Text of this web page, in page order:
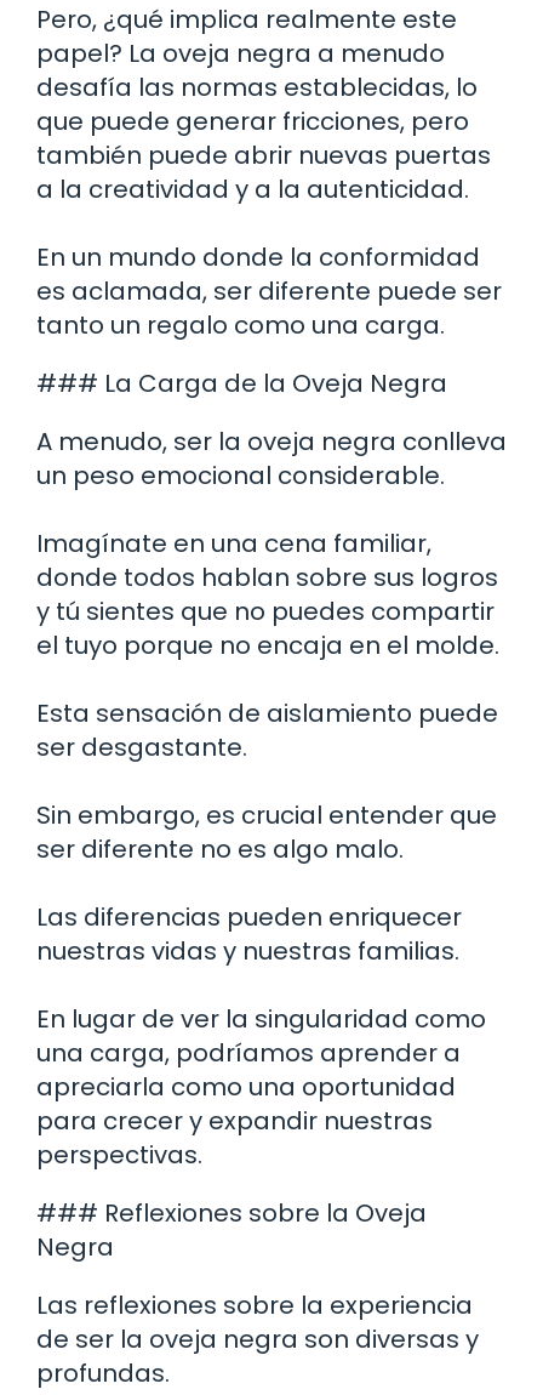
Pero, ¿qué implica realmente este
papel? La oveja negra a menudo
desafía las normas establecidas, lo
que puede generar fricciones, pero
también puede abrir nuevas puertas
a la creatividad y a la autenticidad.
En un mundo donde la conformidad
es aclamada, ser diferente puede ser
tanto un regalo como una carga.
### La Carga de la Oveja Negra
A menudo, ser la oveja negra conlleva
un peso emocional considerable.
Imagínate en una cena familiar,
donde todos hablan sobre sus logros
y tú sientes que no puedes compartir
el tuyo porque no encaja en el molde.
Esta sensación de aislamiento puede
ser desgastante.
Sin embargo, es crucial entender que
ser diferente no es algo malo.
Las diferencias pueden enriquecer
nuestras vidas y nuestras familias.
En lugar de ver la singularidad como
una carga, podríamos aprender a
apreciarla como una oportunidad
para crecer y expandir nuestras
perspectivas.
### Reflexiones sobre la Oveja
Negra
Las reflexiones sobre la experiencia
de ser la oveja negra son diversas y
profundas.